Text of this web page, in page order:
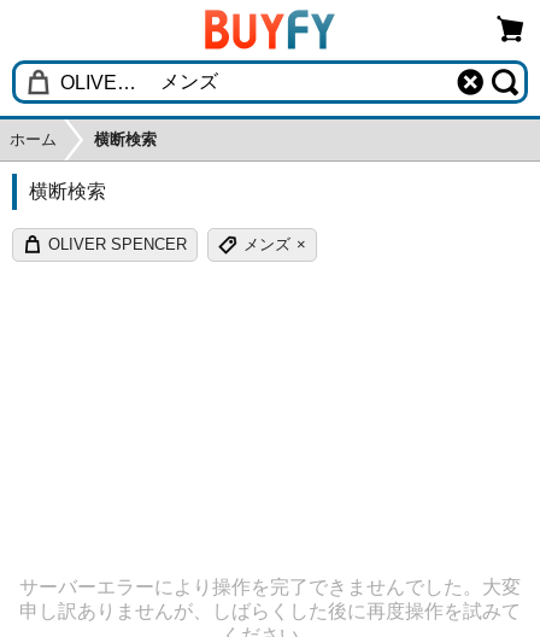
ホーム 横断検索
横断検索
OLIVER SPENCER メンズ ×
サーバーエラーにより操作を完了できませんでした。大変
申し訳ありませんが、しばらくした後に再度操作を試みて